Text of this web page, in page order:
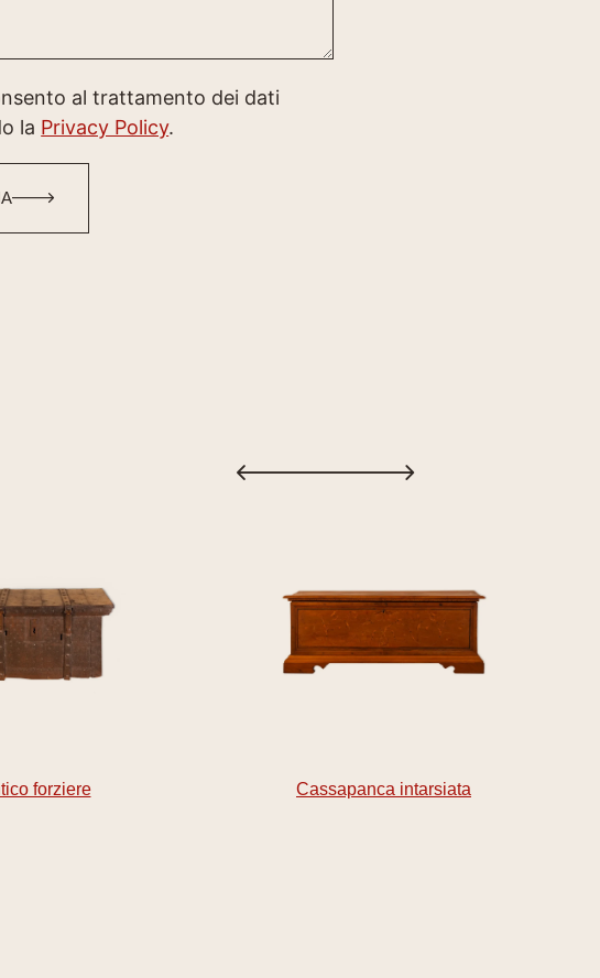
al trattamento dei dati
la Privacy Policy.
forziere Cassapanca intarsiata